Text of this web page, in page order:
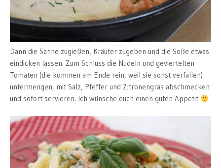
Dann die Sahne zugießen, Kräuter zugeben und die Soße etwas
eindicken lassen. Zum Schluss die Nudeln und geviertelten
Tomaten (die kommen am Ende rein, weil sie sonst verfallen)
untermengen, mit Salz, Pfeffer und Zitronengras abschmecken
und sofort servieren. Ich wünsche euch einen guten Appetit